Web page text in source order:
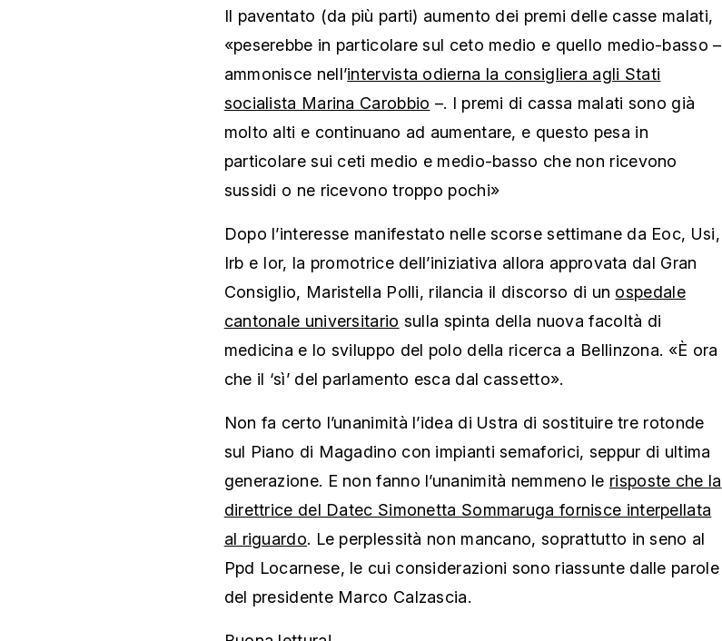
Il paventato (da più parti) aumento dei premi delle casse malati,
«peserebbe in particolare sul ceto medio e quello medio-basso –
ammonisce nell’intervista odierna la consigliera agli Stati
socialista Marina Carobbio –. I premi di cassa malati sono già
molto alti e continuano ad aumentare, e questo pesa in
particolare sui ceti medio e medio-basso che non ricevono
sussidi o ne ricevono troppo pochi»
Dopo l’interesse manifestato nelle scorse settimane da Eoc, Usi,
Irb e Ior, la promotrice dell’iniziativa allora approvata dal Gran
Consiglio, Maristella Polli, rilancia il discorso di un ospedale
cantonale universitario sulla spinta della nuova facoltà di
medicina e lo sviluppo del polo della ricerca a Bellinzona. «È ora
che il ‘sì’ del parlamento esca dal cassetto».
Non fa certo l’unanimità l’idea di Ustra di sostituire tre rotonde
sul Piano di Magadino con impianti semaforici, seppur di ultima
generazione. E non fanno l’unanimità nemmeno le risposte che la
direttrice del Datec Simonetta Sommaruga fornisce interpellata
al riguardo. Le perplessità non mancano, soprattutto in seno al
Ppd Locarnese, le cui considerazioni sono riassunte dalle parole
del presidente Marco Calzascia.